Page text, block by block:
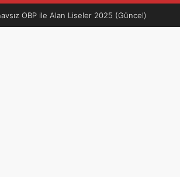
OBP ile Alan Liseler 2025 (Güncel)